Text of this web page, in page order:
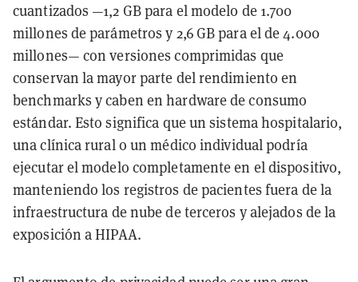
cuantizados —1,2 GB para el modelo de 1.700
millones de parámetros y 2,6 GB para el de 4.000
millones— con versiones comprimidas que
conservan la mayor parte del rendimiento en
benchmarks y caben en hardware de consumo
estándar. Esto significa que un sistema hospitalario,
una clínica rural o un médico individual podría
ejecutar el modelo completamente en el dispositivo,
manteniendo los registros de pacientes fuera de la
infraestructura de nube de terceros y alejados de la
exposición a HIPAA.